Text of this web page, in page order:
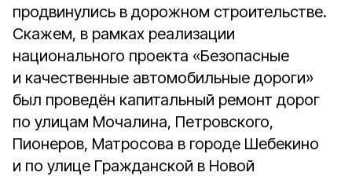
продвинулись в дорожном строительстве.
Скажем, в рамках реализации
национального проекта «Безопасные
и качественные автомобильные дороги»
был проведён капитальный ремонт дорог
по улицам Мочалина, Петровского,
Пионеров, Матросова в городе Шебекино
и по улице Гражданской в Новой